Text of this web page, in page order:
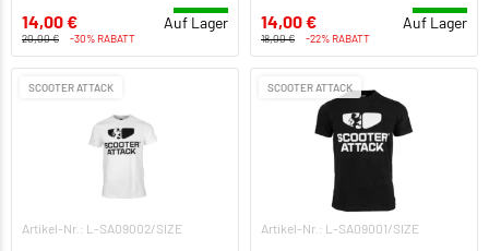
14,00 € Auf Lager
20,00 € -30% RABATT
14,00 € Auf Lager
18,00 € -22% RABATT
SCOOTER ATTACK
Artikel-Nr.: L-SA09002/SIZE
SCOOTER ATTACK
Artikel-Nr.: L-SA09001/SIZE